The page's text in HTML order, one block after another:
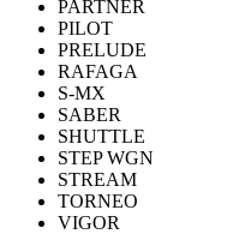
PARTNER
PILOT
PRELUDE
RAFAGA
S-MX
SABER
SHUTTLE
STEP WGN
STREAM
TORNEO
VIGOR